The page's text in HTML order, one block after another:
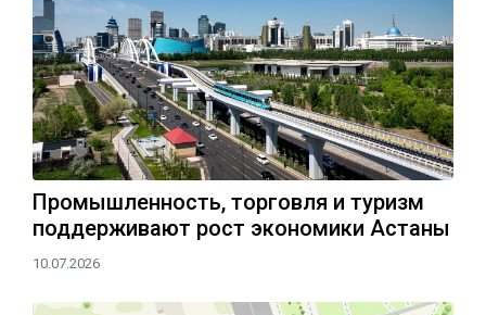
Промышленность, торговля и туризм
поддерживают рост экономики Астаны
10.07.2026